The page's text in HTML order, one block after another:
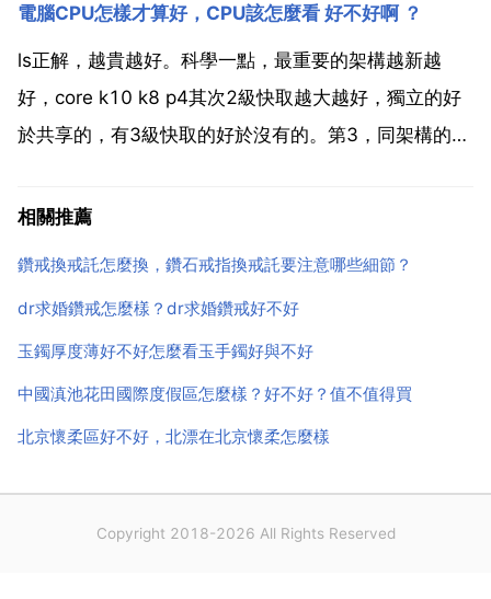
際上常用的以if vvs vs si i分別解釋為 i...
電腦CPU怎樣才算好，CPU該怎麼看 好不好啊 ？
ls正解，越貴越好。科學一點，最重要的架構越新越
好，core k10 k8 p4其次2級快取越大越好，獨立的好
於共享的，有3級快取的好於沒有的。第3，同架構的
數還有運算能力等幾個引數建議選擇英特爾酷睿系列的
相關推薦
鑽戒換戒託怎麼換，鑽石戒指換戒託要注意哪些細節？
dr求婚鑽戒怎麼樣？dr求婚鑽戒好不好
玉鐲厚度薄好不好怎麼看玉手鐲好與不好
中國滇池花田國際度假區怎麼樣？好不好？值不值得買
北京懷柔區好不好，北漂在北京懷柔怎麼樣
Copyright 2018-2026 All Rights Reserved